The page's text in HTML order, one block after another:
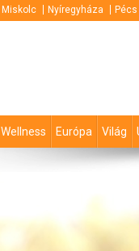
Miskolc Nyíregyháza Pécs
Wellness Európa Világ